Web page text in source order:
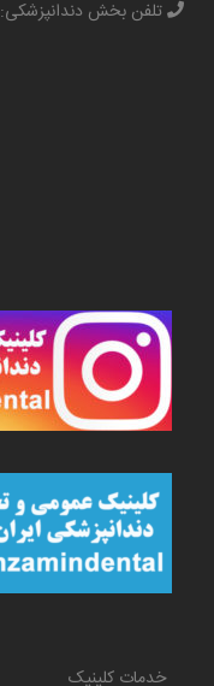
تلفن بخش دندانپزشکی:
خدمات کلینیک